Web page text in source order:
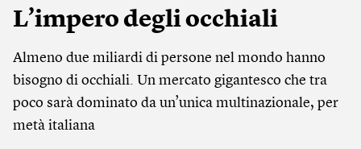
L’impero degli occhiali
Almeno due miliardi di persone nel mondo hanno
bisogno di occhiali. Un mercato gigantesco che tra
poco sarà dominato da un’unica multinazionale, per
metà italiana